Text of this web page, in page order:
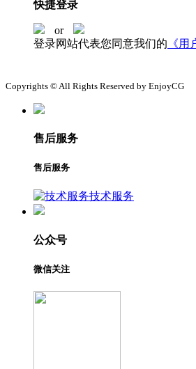
快捷登录
or
登录网站代表您同意我们的 《用
Copyrights © All Rights Reserved by EnjoyCG
售后服务
售后服务
技术服务
公众号
微信关注